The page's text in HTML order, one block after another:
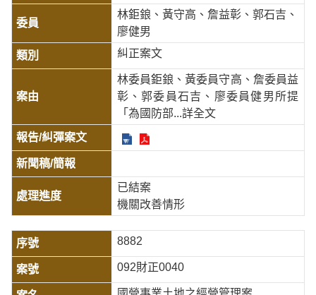
林鉅鋃、黃守高、詹益彰、郭石吉、
廖健男
糾正案文
林委員鉅鋃、黃委員守高、詹委員益
彰、郭委員石吉、廖委員健男所提
「為國防部...詳全文
已結案
機關改善情形
8882
092財正0040